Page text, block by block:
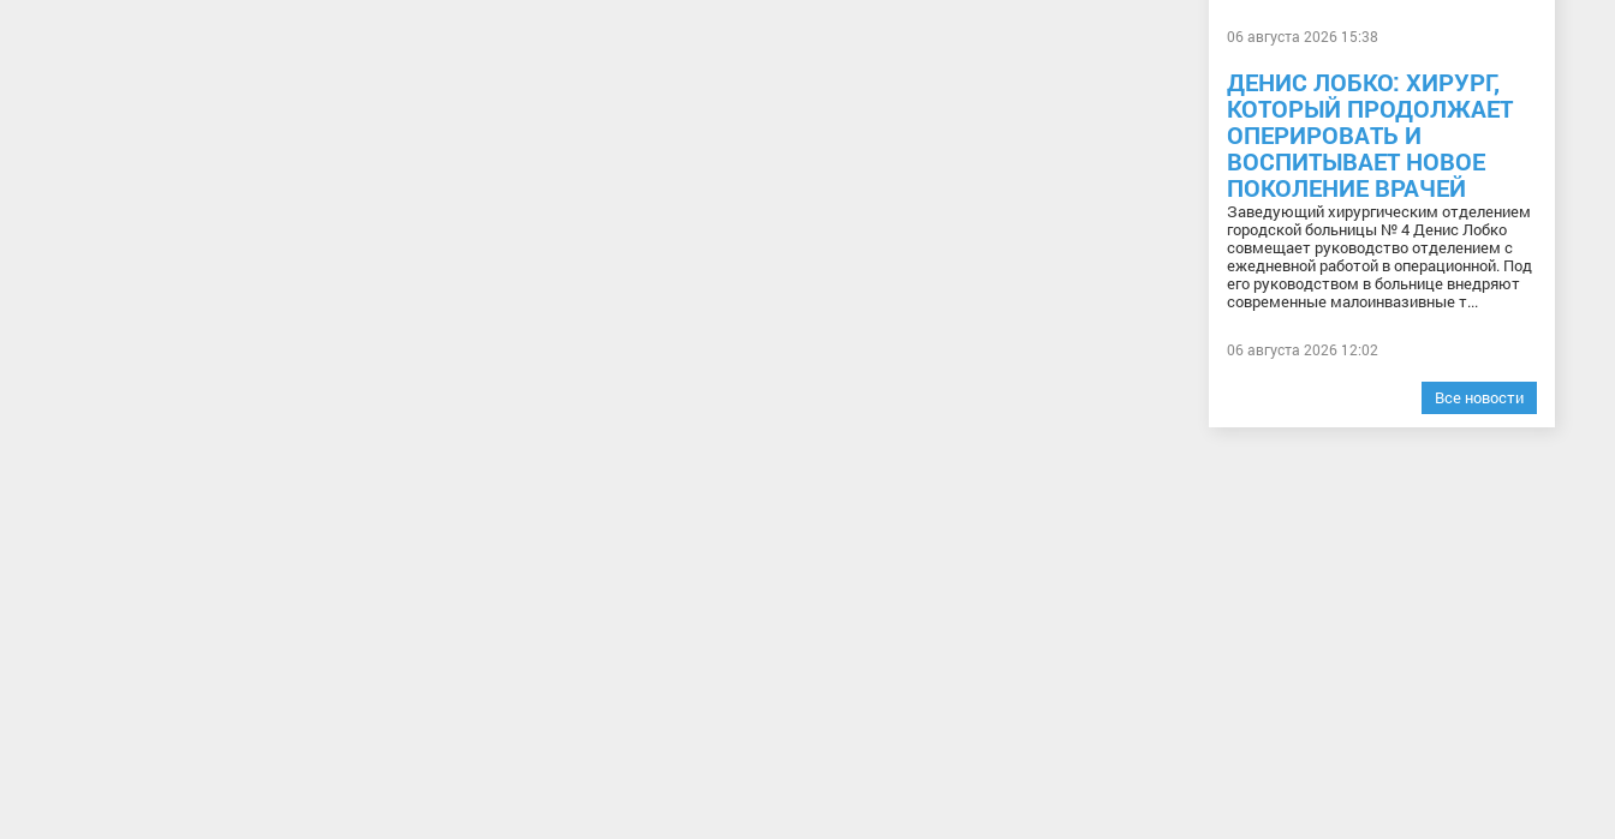
06 августа 2026 15:38
ДЕНИС ЛОБКО: ХИРУРГ,
КОТОРЫЙ ПРОДОЛЖАЕТ
ОПЕРИРОВАТЬ И
ВОСПИТЫВАЕТ НОВОЕ
ПОКОЛЕНИЕ ВРАЧЕЙ
Заведующий хирургическим отделением
городской больницы № 4 Денис Лобко
совмещает руководство отделением с
ежедневной работой в операционной. Под
его руководством в больнице внедряют
современные малоинвазивные т...
06 августа 2026 12:02
Все новости